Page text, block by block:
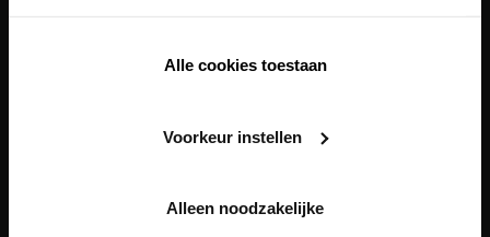
Alle cookies toestaan
Voorkeur instellen
Alleen noodzakelijke
Revêtement de façade
Building automation